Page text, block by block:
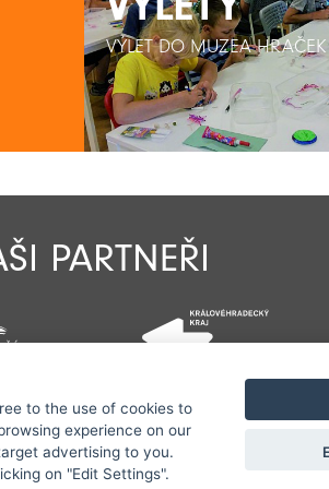
VÝLET DO MUZEA HRAČEK
VÝLET DO MUZEA HRAČEK
PARTNEŘI
serveru www.jestrebihory.net |
informací a vyhrazuje si právo
starosty|Nastavení cookies
to the use of cookies to
experience on our
advertising to you.
on "Edit Settings".